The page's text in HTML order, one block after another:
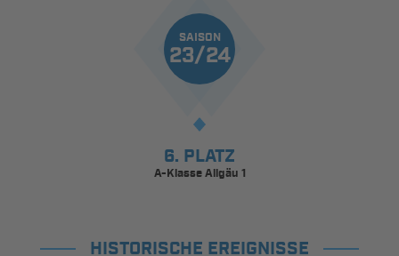
SAISON
23/24
6. PLATZ
A-Klasse Allgäu 1
HISTORISCHE EREIGNISSE